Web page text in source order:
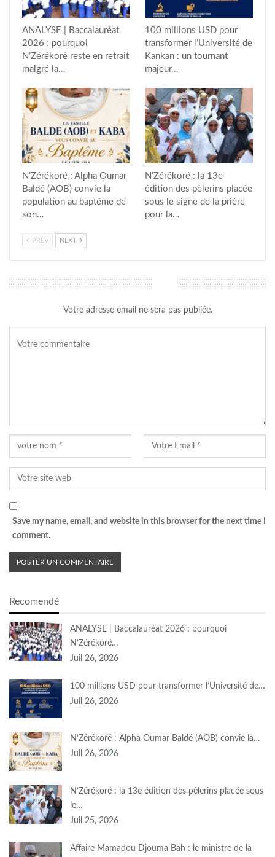
ANALYSE | Baccalauréat
2026 : pourquoi
N’Zérékoré reste en retrait
malgré la…
100 millions USD pour
transformer l’Université de
Kankan : un tournant
majeur…
N’Zérékoré : Alpha Oumar
Baldé (AOB) convie la
population au baptême de
son…
N’Zérékoré : la 13e
édition des pèlerins placée
sous le signe de la prière
pour la…
PREV NEXT
LAISSER UN COMMENTAIRE
Votre adresse email ne sera pas publiée.
Save my name, email, and website in this browser for the next time I
comment.
Recomendé
ANALYSE | Baccalauréat 2026 : pourquoi
N’Zérékoré…
Juil 26, 2026
100 millions USD pour transformer l’Université de…
Juil 26, 2026
N’Zérékoré : Alpha Oumar Baldé (AOB) convie la…
Juil 26, 2026
N’Zérékoré : la 13e édition des pèlerins placée sous
le…
Juil 25, 2026
Affaire Mamadou Djouma Bah : le ministre de la